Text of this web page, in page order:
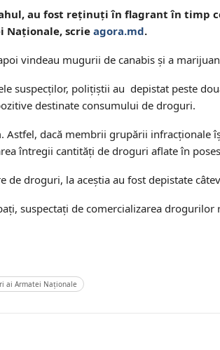
au fost reținuți în flagrant în timp
Naționale, scrie agora.md.
vindeau mugurii de canabis și a
suspecților, polițiștii au depistat peste
destinate consumului de droguri.
dacă membrii grupării infracționale
întregii cantități de droguri aflate în
droguri, la aceștia au fost depistate
suspectați de comercializarea drogurilor
ai Armatei Naționale